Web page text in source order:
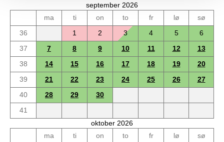
september 2026
ma
ti on to fr lø
sø
36
1 2 3 4 5
6
37
7 8 9 10 11 12
13
38
14 15 16 17 18 19
20
39
21 22 23 24 25 26
27
40
28 29
30
41
oktober 2026
ma
ti on to fr lø
sø